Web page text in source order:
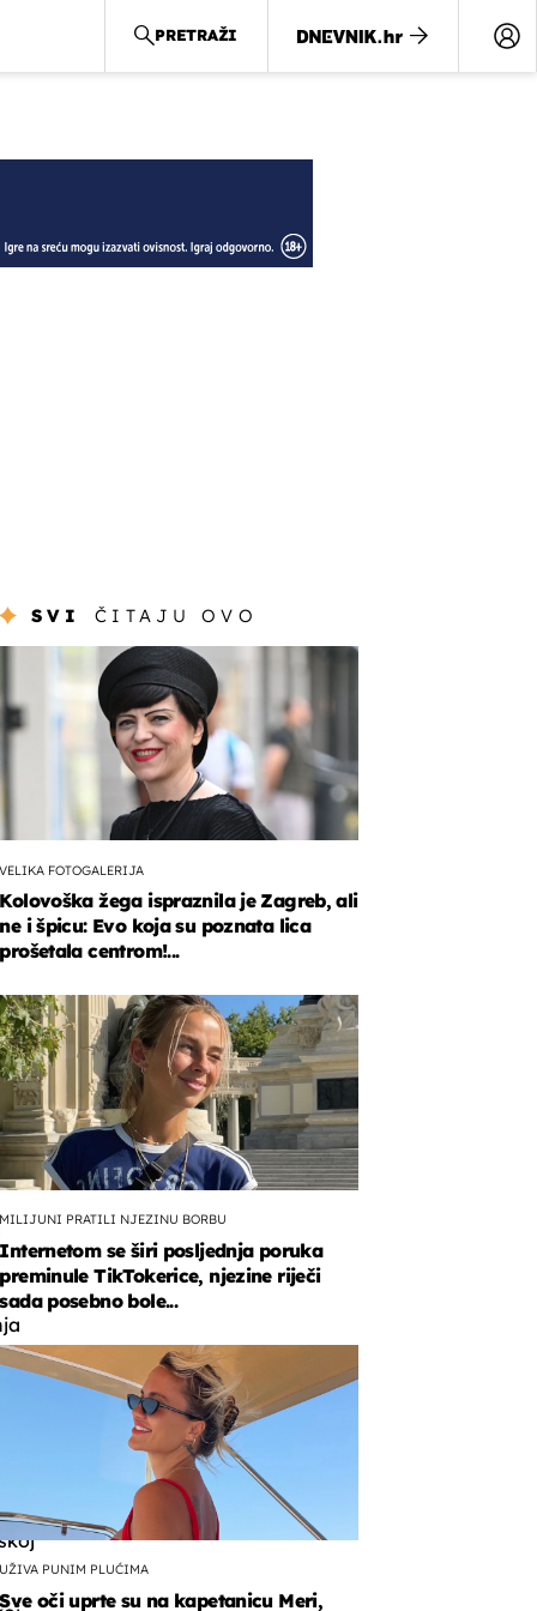
PRETRAŽI
SVI ČITAJU OVO
VELIKA FOTOGALERIJA
Kolovoška žega ispraznila je Zagreb, ali
ne i špicu: Evo koja su poznata lica
prošetala centrom!...
MILIJUNI PRATILI NJEZINU BORBU
Internetom se širi posljednja poruka
preminule TikTokerice, njezine riječi
sada posebno bole...
UŽIVA PUNIM PLUĆIMA
Sve oči uprte su na kapetanicu Meri,